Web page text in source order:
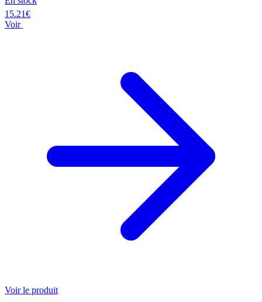
15.21€
Voir
Voir le produit